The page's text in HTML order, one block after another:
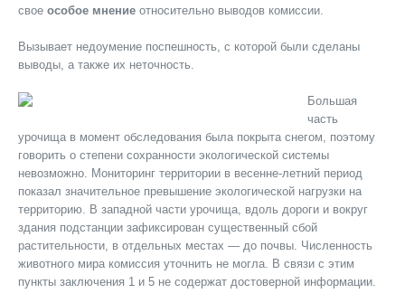
свое особое мнение относительно выводов комиссии.
Вызывает недоумение поспешность, с которой были сделаны
выводы, а также их неточность.
Большая
часть
урочища в момент обследования была покрыта снегом, поэтому
говорить о степени сохранности экологической системы
невозможно. Мониторинг территории в весенне-летний период
показал значительное превышение экологической нагрузки на
территорию. В западной части урочища, вдоль дороги и вокруг
здания подстанции зафиксирован существенный сбой
растительности, в отдельных местах — до почвы. Численность
животного мира комиссия уточнить не могла. В связи с этим
пункты заключения 1 и 5 не содержат достоверной информации.